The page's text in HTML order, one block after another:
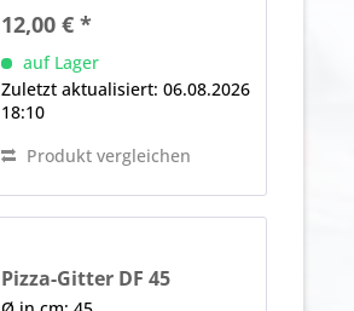
12,00 € *
auf Lager
Zuletzt aktualisiert: 06.08.2026
18:10
Produkt vergleichen
Pizza-Gitter DF 45